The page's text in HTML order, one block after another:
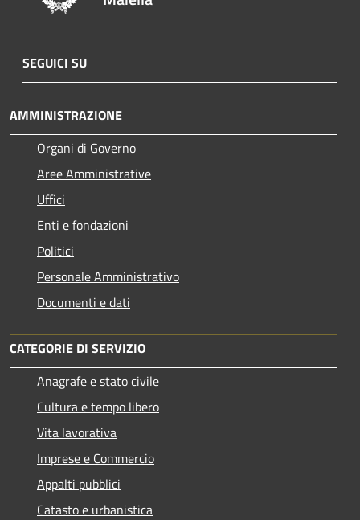
SEGUICI SU
AMMINISTRAZIONE
Organi di Governo
Aree Amministrative
Uffici
Enti e fondazioni
Politici
Personale Amministrativo
Documenti e dati
CATEGORIE DI SERVIZIO
Anagrafe e stato civile
Cultura e tempo libero
Vita lavorativa
Imprese e Commercio
Appalti pubblici
Catasto e urbanistica